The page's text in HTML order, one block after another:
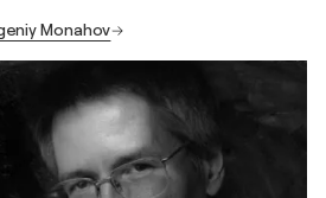
Monahov